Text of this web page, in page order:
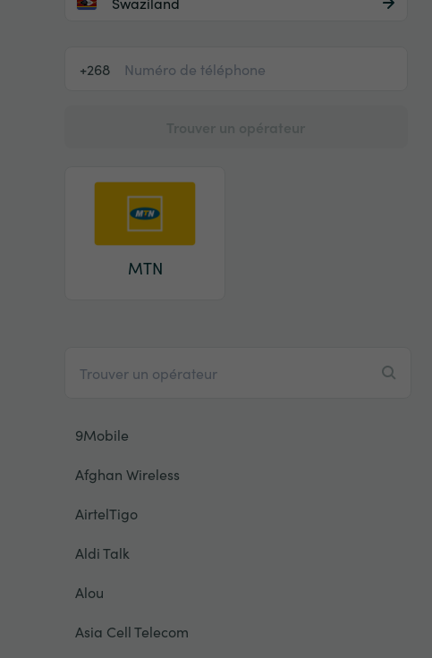
+268
MTN
9Mobile
Afghan Wireless
AirtelTigo
Aldi Talk
Alou
Asia Cell Telecom